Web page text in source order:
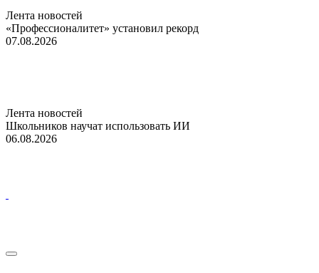
Лента новостей
«Профессионалитет» установил рекорд
07.08.2026
Лента новостей
Школьников научат использовать ИИ
06.08.2026